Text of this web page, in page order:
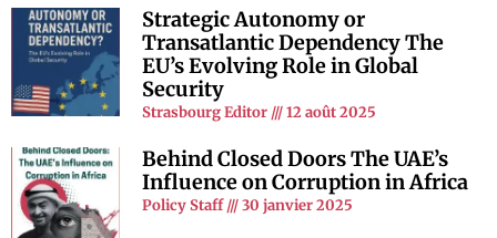
Strategic Autonomy or
Transatlantic Dependency The
EU’s Evolving Role in Global
Security
Strasbourg Editor 12 août 2025
Behind Closed Doors The UAE’s
Influence on Corruption in Africa
Policy Staff 30 janvier 2025